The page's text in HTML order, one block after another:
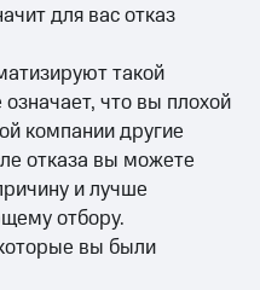
для вас отказ
такой
означает, что вы плохой
компании другие
отказа вы можете
и лучше
отбору.
вы были